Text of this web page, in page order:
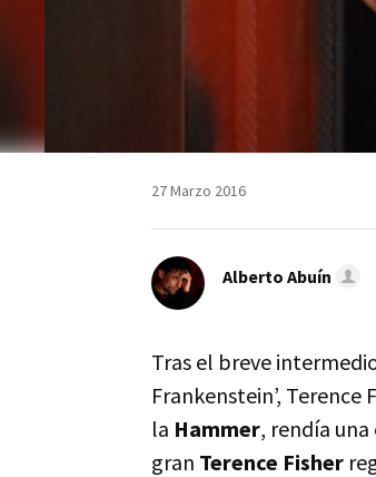
27 Marzo 2016
Alberto Abuín
Tras el breve
Frankenstein’,
la Hammer, rendía
gran Terence Fisher